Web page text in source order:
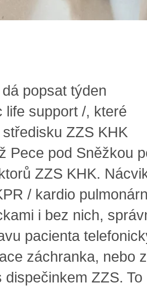
popsat týden
life support /, které
ZZS KHK
Pece pod Sněžkou
ZZS KHK.
/ kardio
i bez nich,
pacienta
záchranka, nebo
ZZS. To